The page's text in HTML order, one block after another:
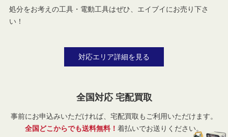
処分をお考えの工具・電動工具はぜひ、エイブイにお売り下さ
い！
対応エリア詳細を見る
全国対応 宅配買取
事前にお申込みいただければ、宅配買取もご利用いただけます。
全国どこからでも送料無料！ 着払いでお送りください。